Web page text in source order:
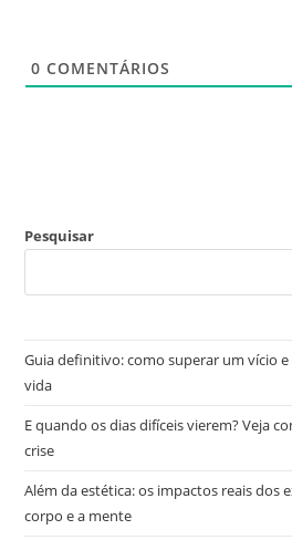
0 COMENTÁRIOS
Pesquisar
Guia definitivo: como superar um vício
vida
E quando os dias difíceis vierem? Veja
crise
Além da estética: os impactos reais dos
corpo e a mente